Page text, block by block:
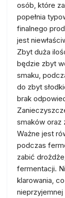
osób, które
popełnia
finalnego
jest
Zbyt duża
będzie zbyt
smaku,
do zbyt
brak
smaków oraz
Ważne jest
podczas
zabić
fermentacji.
klarowania,